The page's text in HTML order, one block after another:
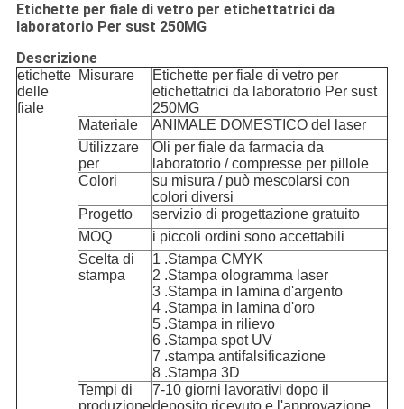
Etichette per fiale di vetro per etichettatrici da
laboratorio Per sust 250MG
Descrizione
etichette
delle
fiale
Misurare
Etichette per fiale di vetro per
etichettatrici da laboratorio Per sust
250MG
Materiale
ANIMALE DOMESTICO del laser
Utilizzare
per
Oli per fiale da farmacia da
laboratorio / compresse per pillole
Colori
su misura / può mescolarsi con
colori diversi
Progetto
servizio di progettazione gratuito
MOQ
i piccoli ordini sono accettabili
Scelta di
stampa
1 .Stampa CMYK
2 .Stampa ologramma laser
3 .Stampa in lamina d'argento
4 .Stampa in lamina d'oro
5 .Stampa in rilievo
6 .Stampa spot UV
7 .stampa antifalsificazione
8 .Stampa 3D
Tempi di
7-10 giorni lavorativi dopo il